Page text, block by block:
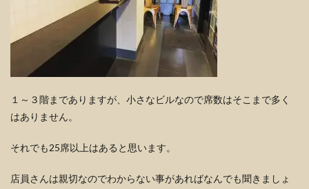
１～３階までありますが、小さなビルなので席数はそこまで多く
はありません。
それでも25席以上はあると思います。
店員さんは親切なのでわからない事があればなんでも聞きましょ